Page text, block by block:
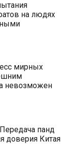
на людях
мирных
невозможен
панд
доверия Китая